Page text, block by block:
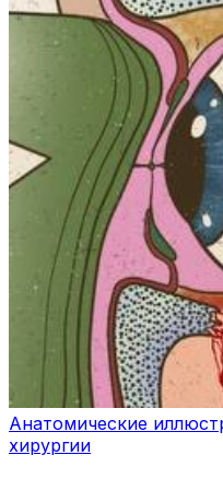
Анатомические
хирургии